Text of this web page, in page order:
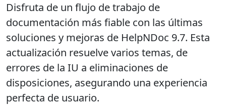
Disfruta de un flujo de trabajo de
documentación más fiable con las últimas
soluciones y mejoras de HelpNDoc 9.7. Esta
actualización resuelve varios temas, de
errores de la IU a eliminaciones de
disposiciones, asegurando una experiencia
perfecta de usuario.